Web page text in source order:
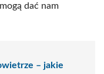
dać nam
– jakie